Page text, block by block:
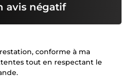
avis négatif
conforme à ma
tout en respectant le